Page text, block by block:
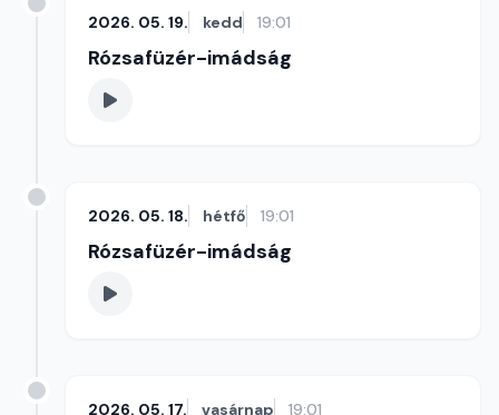
2026. 05. 19. kedd 19:01
Rózsafüzér-imádság
2026. 05. 18. hétfő 19:01
Rózsafüzér-imádság
2026. 05. 17. vasárnap 19:01